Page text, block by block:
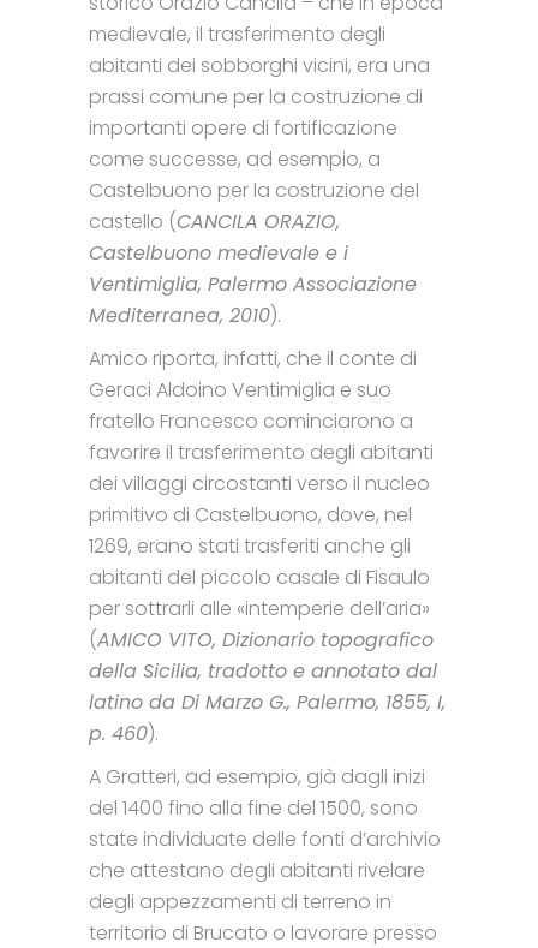
medievale, il trasferimento degli
abitanti dei sobborghi vicini, era una
prassi comune per la costruzione di
importanti opere di fortificazione
come successe, ad esempio, a
Castelbuono per la costruzione del
castello (CANCILA ORAZIO,
Castelbuono medievale e i
Ventimiglia, Palermo Associazione
Mediterranea, 2010).
Amico riporta, infatti, che il conte di
Geraci Aldoino Ventimiglia e suo
fratello Francesco cominciarono a
favorire il trasferimento degli abitanti
dei villaggi circostanti verso il nucleo
primitivo di Castelbuono, dove, nel
1269, erano stati trasferiti anche gli
abitanti del piccolo casale di Fisaulo
per sottrarli alle «intemperie dell’aria»
(AMICO VITO, Dizionario topografico
della Sicilia, tradotto e annotato dal
latino da Di Marzo G., Palermo, 1855, I,
p. 460).
A Gratteri, ad esempio, già dagli inizi
del 1400 fino alla fine del 1500, sono
state individuate delle fonti d’archivio
che attestano degli abitanti rivelare
degli appezzamenti di terreno in
territorio di Brucato o lavorare presso